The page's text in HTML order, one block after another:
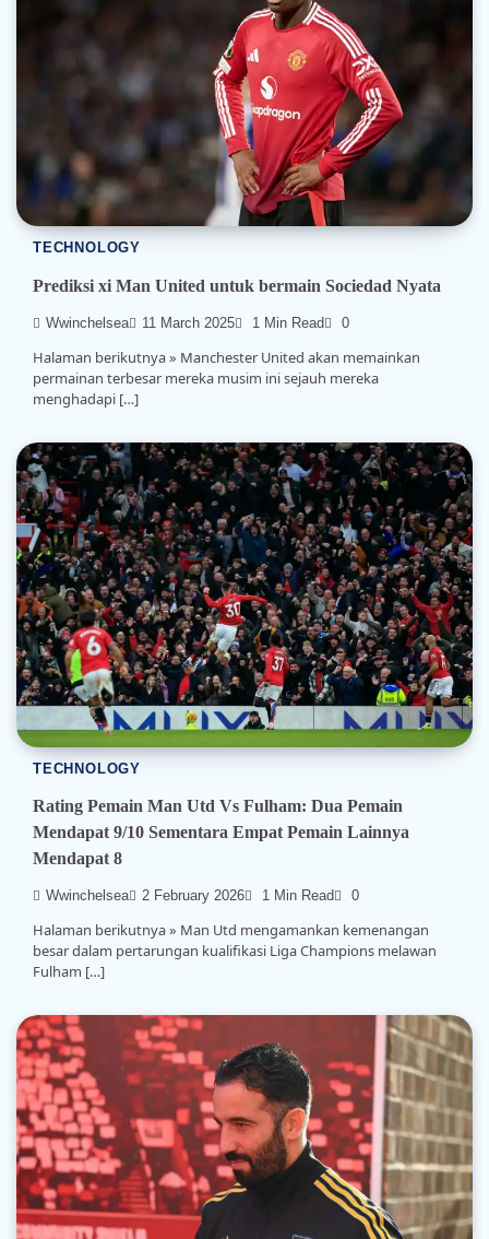
TECHNOLOGY
Prediksi xi Man United untuk bermain Sociedad Nyata
Wwinchelsea 11 March 2025 1 Min Read 0
Halaman berikutnya » Manchester United akan memainkan
permainan terbesar mereka musim ini sejauh mereka
menghadapi […]
TECHNOLOGY
Rating Pemain Man Utd Vs Fulham: Dua Pemain
Mendapat 9/10 Sementara Empat Pemain Lainnya
Mendapat 8
Wwinchelsea 2 February 2026 1 Min Read 0
Halaman berikutnya » Man Utd mengamankan kemenangan
besar dalam pertarungan kualifikasi Liga Champions melawan
Fulham […]